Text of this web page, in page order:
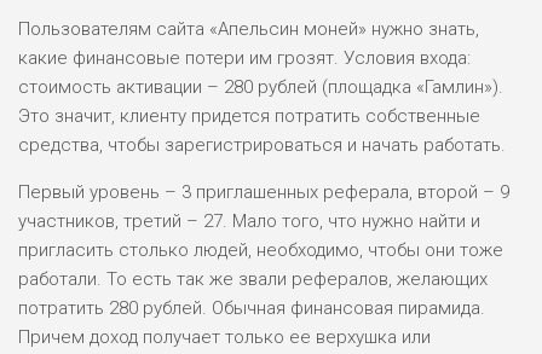
НАЗВАНИЕ ОБЗОР
ВСЕМ
РИСКИ: НИЗКИЕ
ДОХОД: ВЫСОКИЙ
ОБЗОР
ЛЮБИТЕЛЯ
М СТАВОК
Пользователям сайта «Апельсин моней» нужно знать,
какие финансовые потери им грозят. Условия входа:
стоимость активации – 280 рублей (площадка «Гамлин»).
Это значит, клиенту придется потратить собственные
средства, чтобы зарегистрироваться и начать работать.
Первый уровень – 3 приглашенных реферала, второй – 9
участников, третий – 27. Мало того, что нужно найти и
пригласить столько людей, необходимо, чтобы они тоже
работали. То есть так же звали рефералов, желающих
потратить 280 рублей. Обычная финансовая пирамида.
Причем доход получает только ее верхушка или